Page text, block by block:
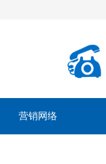
营销网络